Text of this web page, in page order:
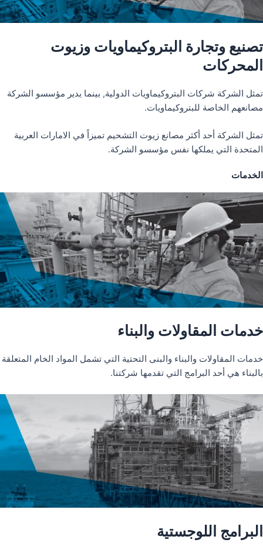
تصنيع وتجارة البتروكيماويات وزيوت
المحركات
تمثل الشركة شركات البتروكيماويات الدولية, بينما يدير مؤسسو الشركة
مصانعهم الخاصة للبتروكيماويات.
تمثل الشركة أحد أكثر مصانع زيوت التشحيم تميزاً في الامارات العربية
المتحدة التي يملكها نفس مؤسسو الشركة.
الخدمات
خدمات المقاولات والبناء
خدمات المقاولات والبناء والبنى التحتية التي تشمل المواد الخام المتعلقة
بالبناء هي أحد البرامج التي تقدمها شركتنا.
البرامج اللوجستية